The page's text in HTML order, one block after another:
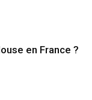
en France ?